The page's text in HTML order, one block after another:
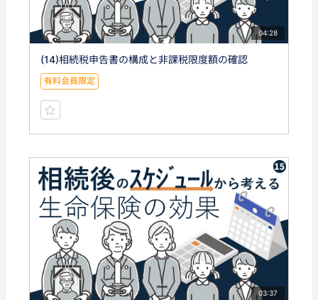
04:28
(14)相続税申告書の構成と非課税限度額の確認
有料会員限定
03:37